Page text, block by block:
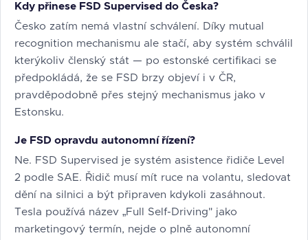
Kdy přinese FSD Supervised do Česka?
Česko zatím nemá vlastní schválení. Díky mutual
recognition mechanismu ale stačí, aby systém schválil
kterýkoliv členský stát — po estonské certifikaci se
předpokládá, že se FSD brzy objeví i v ČR,
pravděpodobně přes stejný mechanismus jako v
Estonsku.
Je FSD opravdu autonomní řízení?
Ne. FSD Supervised je systém asistence řidiče Level
2 podle SAE. Řidič musí mít ruce na volantu, sledovat
dění na silnici a být připraven kdykoli zasáhnout.
Tesla používá název „Full Self-Driving" jako
marketingový termín, nejde o plně autonomní